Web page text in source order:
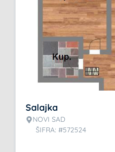
Salajka
NOVI SAD
ŠIFRA: #572524